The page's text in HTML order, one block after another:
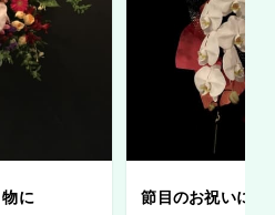
に 節目のお祝いに、